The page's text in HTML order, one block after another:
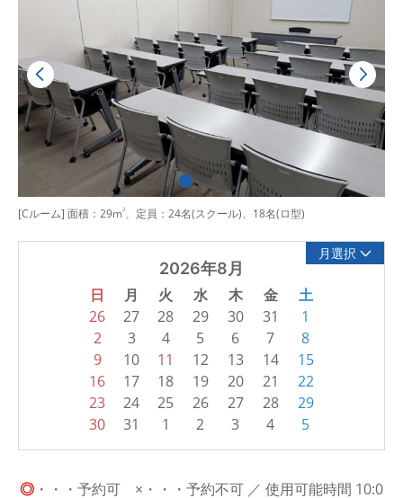
[Cルーム] 面積：29m2、定員：24名(スクール)、18名(ロ型)
月選択
2026年8月
日 月 火 水 木 金 土
26 27 28 29 30 31
1
2
3 4 5 6 7
8
9
10 11 12 13 14
15
16
17 18 19 20 21
22
23
24 25 26 27 28
29
30
31 1 2 3 4 5
◎ ・・・予約可 ×・・・予約不可 ／ 使用可能時間 10:0